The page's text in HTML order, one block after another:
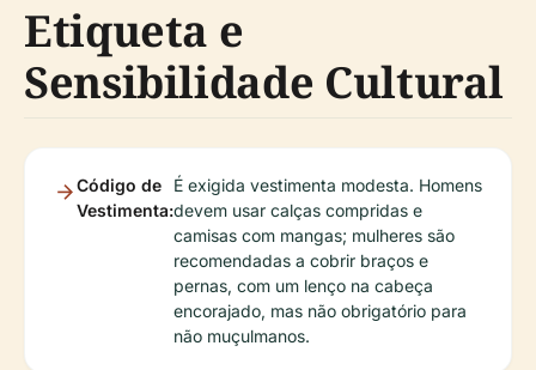
Etiqueta e
Sensibilidade Cultural
Código de
Vestimenta:
É exigida vestimenta modesta. Homens
devem usar calças compridas e
camisas com mangas; mulheres são
recomendadas a cobrir braços e
pernas, com um lenço na cabeça
encorajado, mas não obrigatório para
não muçulmanos.